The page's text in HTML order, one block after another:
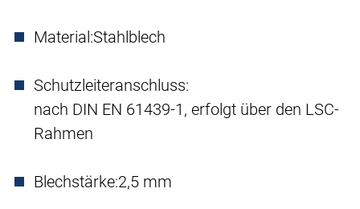
Material:Stahlblech
Schutzleiteranschluss:
nach DIN EN 61439-1, erfolgt über den LSC-
Rahmen
Blechstärke:2,5 mm